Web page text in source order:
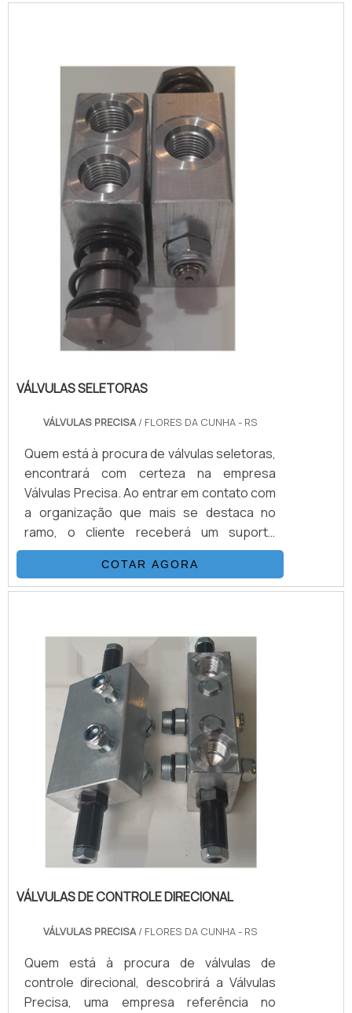
VÁLVULAS SELETORAS
VÁLVULAS PRECISA/ FLORES DA CUNHA - RS
Quem está à procura de válvulas seletoras,
encontrará com certeza na empresa
Válvulas Precisa. Ao entrar em contato com
a organização que mais se destaca no
ramo, o cliente receberá um suporte
completo para sanar eventuais dúvidas
sobre o produto a ser adquirido.Quando o
quesito é válvulas seletoras, com a melhor
benefício e atendimento eficaz em todo o
COTAR AGORA
VÁLVULAS DE CONTROLE DIRECIONAL
VÁLVULAS PRECISA/ FLORES DA CUNHA - RS
Quem está à procura de válvulas de
controle direcional, descobrirá a Válvulas
Precisa, uma empresa referência no